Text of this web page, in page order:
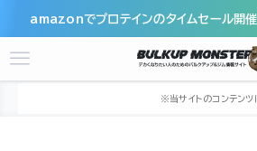
amazonでプロテインのタイムセール開催
福岡県 福岡市